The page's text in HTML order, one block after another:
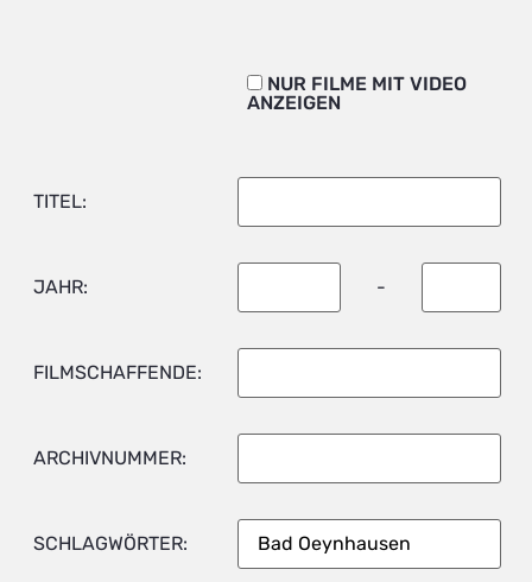
NUR FILME MIT VIDEO
ANZEIGEN
TITEL:
JAHR: -
FILMSCHAFFENDE:
ARCHIVNUMMER:
SCHLAGWÖRTER: